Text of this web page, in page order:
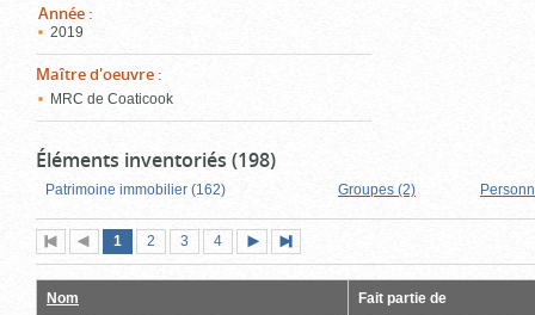
Année :
2019
Maître d'oeuvre :
MRC de Coaticook
Éléments inventoriés (198)
Patrimoine immobilier (162) Groupes (2)
Première
page
Page
précédente
Page
1 (page
actuelle)
Page
2 Page
3 Page
4
suivante
page
Nom Fait partie de